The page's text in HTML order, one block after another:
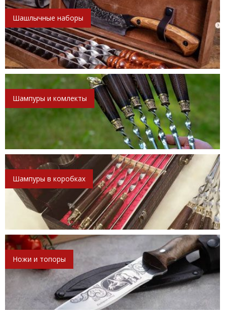
Шашлычные наборы
Шампуры и комлекты
Шампуры в коробках
Ножи и топоры